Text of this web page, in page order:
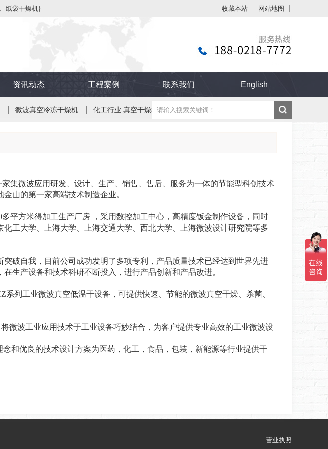
纸袋干燥机} 收藏本站 网站地图
资讯动态 工程案例 联系我们 English
微波真空冷冻干燥机 化工行业 真空干燥机 纸管 纸板 纸制品烘干机
微波应用研发、设计、生产、销售、售后、服务为一体的节能型科创技术
山的第一家高端技术制造企业。
方米得加工生产厂房 ，采用数控加工中心，高精度钣金制作设备，同时
工大学、上海大学、上海交通大学、西北大学、上海微波设计研究院等多
自我，目前公司成功发明了多项专利，产品质量技术已经达到世界先进
生产设备和技术科研不断投入，进行产品创新和产品改进。
列工业微波真空低温干设备，可提供快速、节能的微波真空干燥、杀菌、
波工业应用技术于工业设备巧妙结合，为客户提供专业高效的工业微波设
和优良的技术设计方案为医药，化工，食品，包装，新能源等行业提供干
营业执照